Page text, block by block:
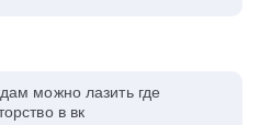
можно лазить где
в вк